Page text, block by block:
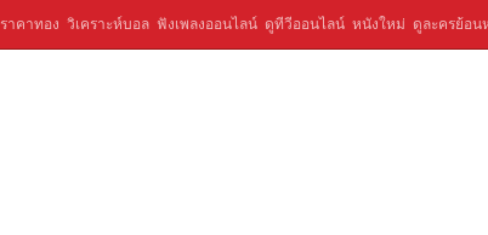
ราคาทอง วิเคราะห์บอล ฟังเพลงออนไลน์ ดูทีวีออนไลน์ หนังใหม่ ดูละครย้อน